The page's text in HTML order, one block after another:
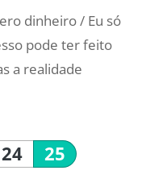
dinheiro / Eu só
pode ter feito
a realidade
24 25